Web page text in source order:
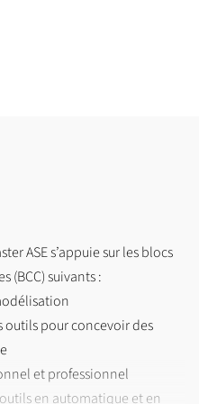
génie logiciel et gestion
:
de traction
de traction électriques et
ASE s’appuie sur les blocs
(BCC) suivants :
outils pour concevoir des
et professionnel
en automatique et en